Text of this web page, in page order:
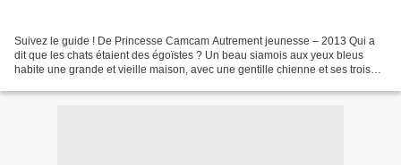
Suivez le guide ! De Princesse Camcam Autrement jeunesse – 2013 Qui a
dit que les chats étaient des égoïstes ? Un beau siamois aux yeux bleus
habite une grande et vieille maison, avec une gentille chienne et ses trois